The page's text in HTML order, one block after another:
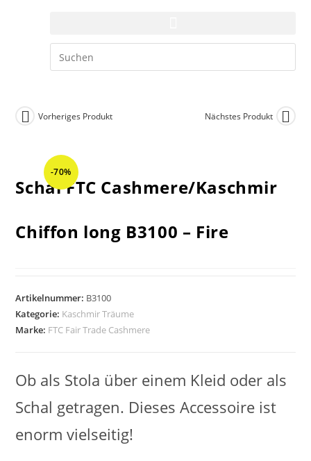
-70%
Vorheriges Produkt Nächstes Produkt
Schal FTC Cashmere/Kaschmir
Chiffon long B3100 – Fire
Artikelnummer: B3100
Kategorie: Kaschmir Träume
Marke: FTC Fair Trade Cashmere
Ob als Stola über einem Kleid oder als
Schal getragen. Dieses Accessoire ist
enorm vielseitig!